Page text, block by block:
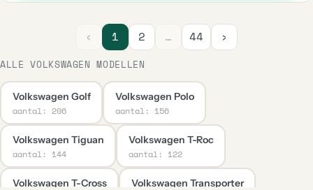
‹ 1 2 … 44 ›
ALLE VOLKSWAGEN MODELLEN
Volkswagen Golf
aantal: 206
Volkswagen Polo
aantal: 156
Volkswagen Tiguan
aantal: 144
Volkswagen T-Roc
aantal: 122
Volkswagen T-Cross Volkswagen Transporter